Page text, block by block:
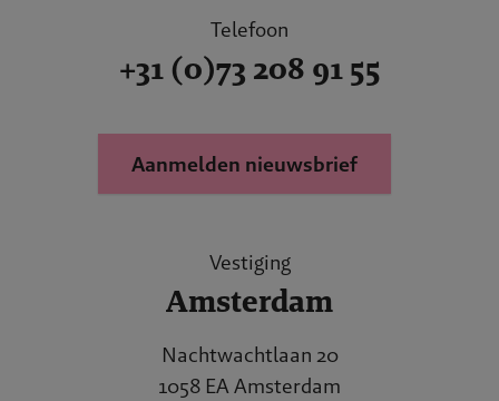
Telefoon
+31 (0)73 208 91 55
Aanmelden nieuwsbrief
Vestiging
Amsterdam
Nachtwachtlaan 20
1058 EA Amsterdam